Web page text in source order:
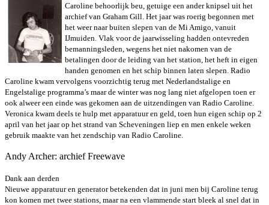
Caroline behoorlijk beu, getuige een ander knipsel uit het
archief van Graham Gill. Het jaar was roerig begonnen met
het weer naar buiten slepen van de Mi Amigo, vanuit
IJmuiden. Vlak voor de jaarwisseling hadden ontevreden
bemanningsleden, wegens het niet nakomen van de
betalingen door de leiding van het station, het heft in eigen
handen genomen en het schip binnen laten slepen. Radio
Caroline kwam vervolgens voorzichtig terug met Nederlandstalige en
Engelstalige programma’s maar de winter was nog lang niet afgelopen toen er
ook alweer een einde was gekomen aan de uitzendingen van Radio Caroline.
Veronica kwam deels te hulp met apparatuur en geld, toen hun eigen schip op 2
april van het jaar op het strand van Scheveningen liep en men enkele weken
gebruik maakte van het zendschip van Radio Caroline.
Andy Archer: archief Freewave
Dank aan derden
Nieuwe apparatuur en generator betekenden dat in juni men bij Caroline terug
kon komen met twee stations, maar na een vlammende start bleek al snel dat in